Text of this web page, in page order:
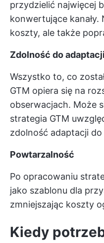
przydzielić najwięcej
konwertujące
koszty, ale także
Zdolność do adaptacji
Wszystko to, co
GTM opiera się na
obserwacjach. Może
strategia GTM
zdolność adaptacji do
Powtarzalność
Po opracowaniu
jako szablonu dla
zmniejszając koszty
Kiedy